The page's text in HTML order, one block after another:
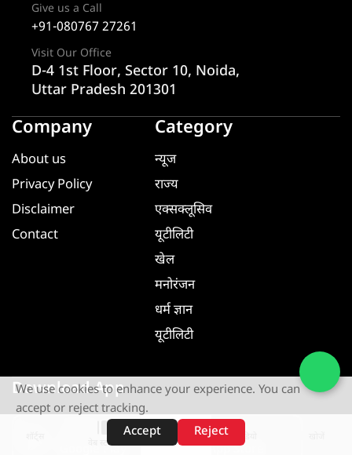
वेब स्टोरीज़
Give us a Call
+91-080767 27261
Visit Our Office
D-4 1st Floor, Sector 10, Noida,
Uttar Pradesh 201301
Company
About us
Privacy Policy
Disclaimer
Contact
Category
न्यूज
राज्य
एक्सक्लूसिव
यूटीलिटी
खेल
मनोरंजन
धर्म ज्ञान
यूटीलिटी
Download App
Google Play
GET IT ON
App Store
We use cookies to enhance your experience. You can
accept or reject tracking.
Accept
Reject